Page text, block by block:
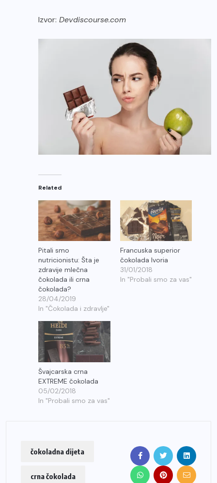
Izvor: Devdiscourse.com
Related
Pitali smo
nutricionistu: Šta je
zdravije mlečna
čokolada ili crna
čokolada?
28/04/2019
In "Čokolada i zdravlje"
Francuska superior
čokolada Ivoria
31/01/2018
In "Probali smo za vas"
Švajcarska crna
EXTREME čokolada
05/02/2018
In "Probali smo za vas"
čokoladna dijeta
crna čokolada